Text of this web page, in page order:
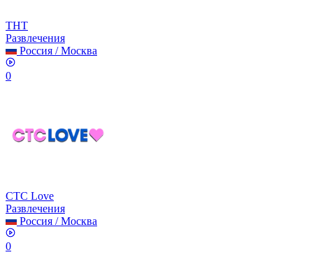
ТНТ
Развлечения
Россия /Москва
0
СТС Love
Развлечения
Россия /Москва
0